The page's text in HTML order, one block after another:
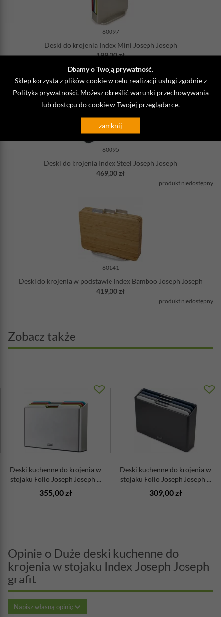
Dbamy o Twoją prywatność.
Sklep korzysta z plików cookie w celu realizacji usługi zgodnie z
Polityką prywatności . Możesz określić warunki przechowywania
lub dostępu do cookie w Twojej przeglądarce.
zamknij
60097
Deski do krojenia Index Mini Joseph Joseph
199,00 zł
60095
Deski do krojenia Index Steel Joseph Joseph
469,00 zł
produkt niedostępny
60141
Deski do krojenia w podstawie Index Bamboo Joseph Joseph
419,00 zł
produkt niedostępny
Zobacz także
Deski kuchenne do krojenia w
stojaku Folio Joseph Joseph ...
355,00 zł
Deski kuchenne do krojenia w
stojaku Folio Joseph Joseph ...
309,00 zł
Opinie o Duże deski kuchenne do
krojenia w stojaku Index Joseph Joseph
grafit
Napisz własną opinię